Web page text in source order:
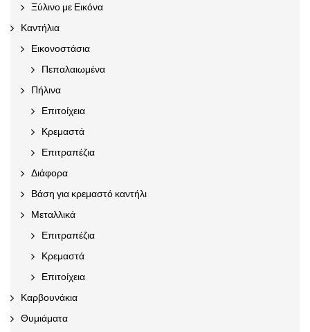
Ξύλινο με Εικόνα
Καντήλια
Εικονοστάσια
Πεπαλαιωμένα
Πήλινα
Επιτοίχεια
Κρεμαστά
Επιτραπέζια
Διάφορα
Βάση για κρεμαστό καντήλι
Μεταλλικά
Επιτραπέζια
Κρεμαστά
Επιτοίχεια
Καρβουνάκια
Θυμιάματα